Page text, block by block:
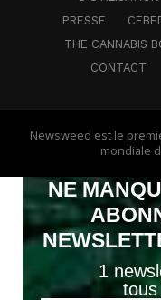
PRESSE
THE CANNABIS
CONTACT
Newsweed est le
mondiale
NE
1